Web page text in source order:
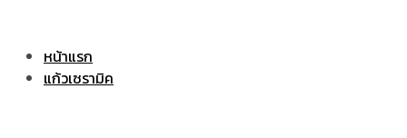
หน้าแรก
แก้วเซรามิค